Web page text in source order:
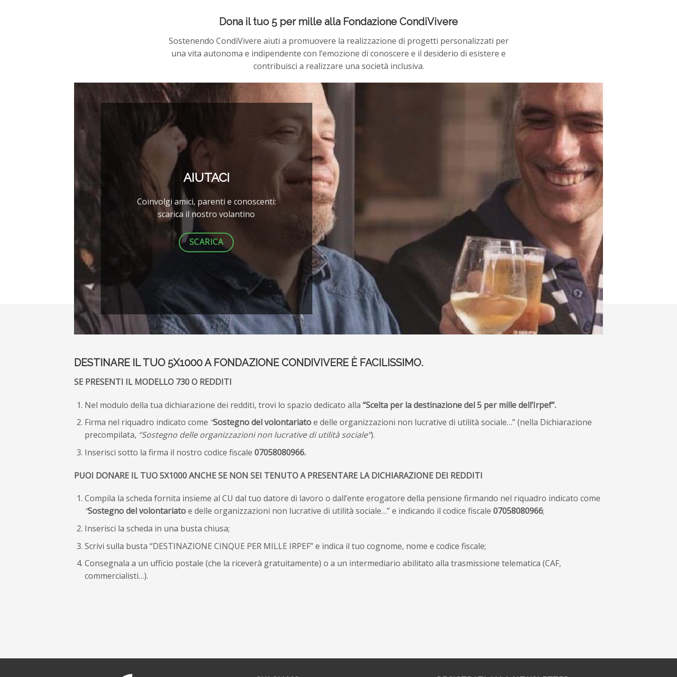
Dona il tuo 5 per mille alla Fondazione CondiVivere
Sostenendo CondiVivere aiuti a promuovere la realizzazione di progetti personalizzati per
una vita autonoma e indipendente con l’emozione di conoscere e il desiderio di esistere e
contribuisci a realizzare una società inclusiva.
AIUTACI
Coinvolgi amici, parenti e conoscenti:
scarica il nostro volantino
SCARICA
DESTINARE IL TUO 5X1000 A FONDAZIONE CONDIVIVERE È FACILISSIMO.
SE PRESENTI IL MODELLO 730 O REDDITI
Nel modulo della tua dichiarazione dei redditi, trovi lo spazio dedicato alla “Scelta per la destinazione del 5 per mille dell’Irpef”.
Firma nel riquadro indicato come “Sostegno del volontariatoe delle organizzazioni non lucrative di utilità sociale…” (nella Dichiarazione
precompilata, “Sostegno delle organizzazioni non lucrative di utilità sociale”).
Inserisci sotto la firma il nostro codice fiscale 07058080966.
PUOI DONARE IL TUO 5X1000 ANCHE SE NON SEI TENUTO A PRESENTARE LA DICHIARAZIONE DEI REDDITI
Compila la scheda fornita insieme al CU dal tuo datore di lavoro o dall’ente erogatore della pensione firmando nel riquadro indicato come
“Sostegno del volontariatoe delle organizzazioni non lucrative di utilità sociale…” e indicando il codice fiscale 07058080966;
Inserisci la scheda in una busta chiusa;
Scrivi sulla busta “DESTINAZIONE CINQUE PER MILLE IRPEF” e indica il tuo cognome, nome e codice fiscale;
Consegnala a un ufficio postale (che la riceverà gratuitamente) o a un intermediario abilitato alla trasmissione telematica (CAF,
commercialisti…).